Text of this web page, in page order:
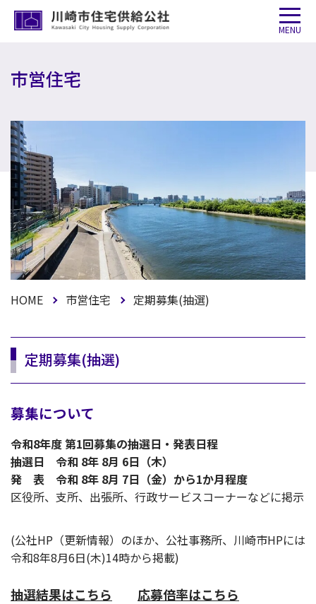
MENU
市営住宅
HOME 市営住宅 定期募集(抽選)
定期募集(抽選)
募集について
令和8年度 第1回募集の抽選日・発表日程
抽選日 令和 8年 8月 6日（木）
発 表 令和 8年 8月 7日（金）から1か月程度
区役所、支所、出張所、行政サービスコーナーなどに掲示
(公社HP（更新情報）のほか、公社事務所、川崎市HPには
令和8年8月6日(木)14時から掲載)
抽選結果はこちら 応募倍率はこちら